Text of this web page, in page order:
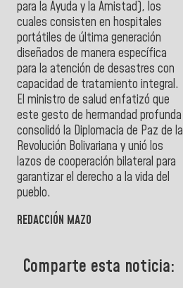
para la Ayuda y la Amistad), los
cuales consisten en hospitales
portátiles de última generación
diseñados de manera específica
para la atención de desastres con
capacidad de tratamiento integral.
El ministro de salud enfatizó que
este gesto de hermandad profunda
consolidó la Diplomacia de Paz de la
Revolución Bolivariana y unió los
lazos de cooperación bilateral para
garantizar el derecho a la vida del
pueblo.
REDACCIÓN MAZO
Comparte esta noticia: